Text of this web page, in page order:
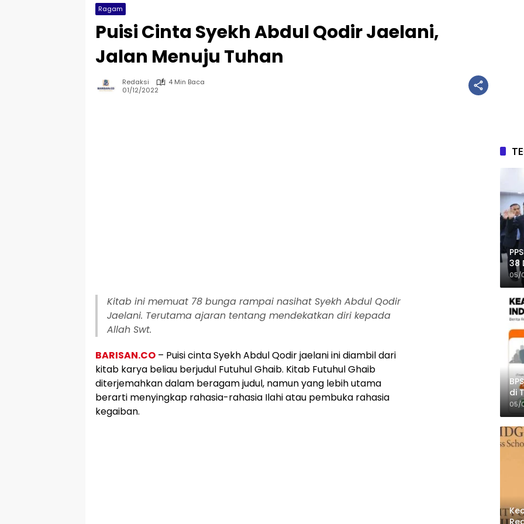
Ragam
Puisi Cinta Syekh Abdul Qodir Jaelani,
Jalan Menuju Tuhan
Redaksi
4 Min Baca
01/12/2022
Kitab ini memuat 78 bunga rampai nasihat Syekh Abdul Qodir
Jaelani. Terutama ajaran tentang mendekatkan diri kepada
Allah Swt.
BARISAN.CO – Puisi cinta Syekh Abdul Qodir jaelani ini diambil dari
kitab karya beliau berjudul Futuhul Ghaib. Kitab Futuhul Ghaib
diterjemahkan dalam beragam judul, namun yang lebih utama
berarti menyingkap rahasia-rahasia Ilahi atau pembuka rahasia
kegaiban.
38
05/
di
05/